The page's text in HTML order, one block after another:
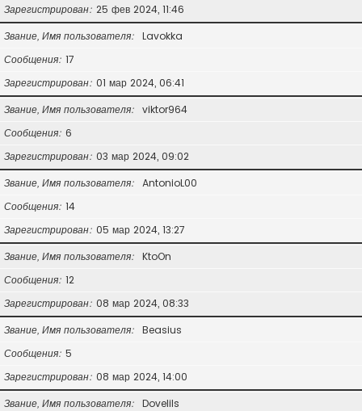
Зарегистрирован 25 фев 2024, 11:46
Звание, Имя пользователя
Lavokka
Сообщения 17
Зарегистрирован 01 мар 2024, 06:41
Звание, Имя пользователя
viktor964
Сообщения 6
Зарегистрирован 03 мар 2024, 09:02
Звание, Имя пользователя
AntonioL00
Сообщения 14
Зарегистрирован 05 мар 2024, 13:27
Звание, Имя пользователя
KtoOn
Сообщения 12
Зарегистрирован 08 мар 2024, 08:33
Звание, Имя пользователя
Beasius
Сообщения 5
Зарегистрирован 08 мар 2024, 14:00
Звание, Имя пользователя
Dovelils